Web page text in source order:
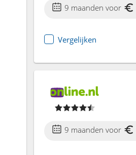
9 maanden voor
Vergelijken
9 maanden voor